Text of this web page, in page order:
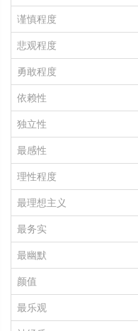
谨慎程度
悲观程度
勇敢程度
依赖性
独立性
最感性
理性程度
最理想主义
最务实
最幽默
颜值
最乐观